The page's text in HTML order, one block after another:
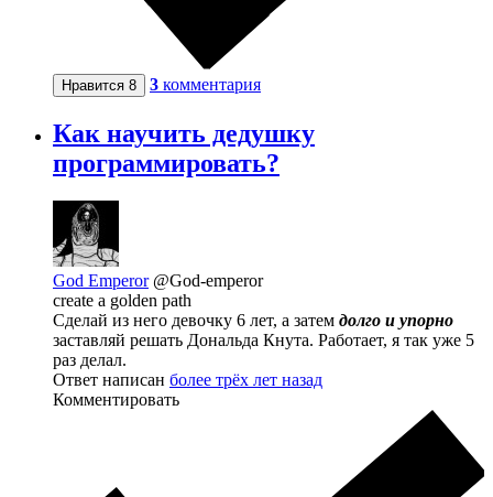
Нравится 8 3 комментария
Как научить дедушку
программировать?
God Emperor @God-emperor
create a golden path
Сделай из него девочку 6 лет, а затем долго и упорно
заставляй решать Дональда Кнута. Работает, я так уже 5
раз делал.
Ответ написан более трёх лет назад
Комментировать